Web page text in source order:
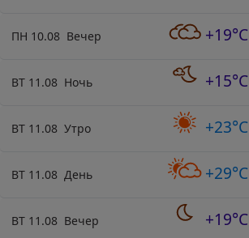
ПН 10.08 Вечер +19°C
ВТ 11.08 Ночь +15°C
ВТ 11.08 Утро +23°C
ВТ 11.08 День +29°C
ВТ 11.08 Вечер +19°C